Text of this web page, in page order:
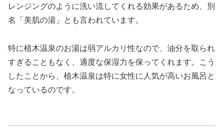
レンジングのように洗い流してくれる効果があるため、別
名「美肌の湯」とも言われています。
特に植木温泉のお湯は弱アルカリ性なので、油分を取られ
すぎることもなく、適度な保湿力を保ってくれます。こう
したことから、植木温泉は特に女性に人気が高いお風呂と
なっているのです。